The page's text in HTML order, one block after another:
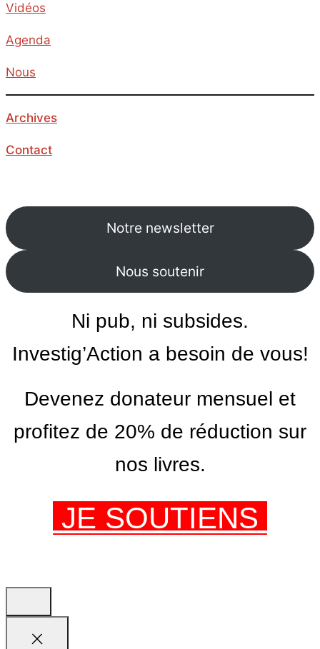
Vidéos
Agenda
Nous
Archives
Contact
Notre newsletter
Nous soutenir
Ni pub, ni subsides.
Investig’Action a besoin de vous!
Devenez donateur mensuel et
profitez de 20% de réduction sur
nos livres.
JE SOUTIENS